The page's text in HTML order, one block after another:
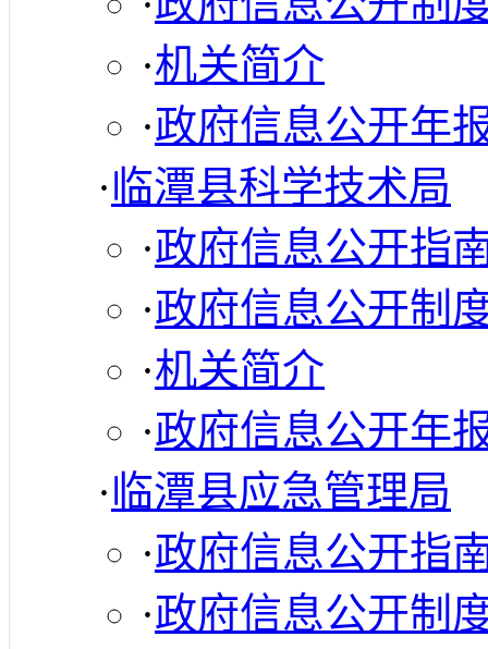
·机关简介
·政府信息公开年
·临潭县科学技术局
·政府信息公开指
·政府信息公开制
·机关简介
·政府信息公开年
·临潭县应急管理局
·政府信息公开指
·政府信息公开制